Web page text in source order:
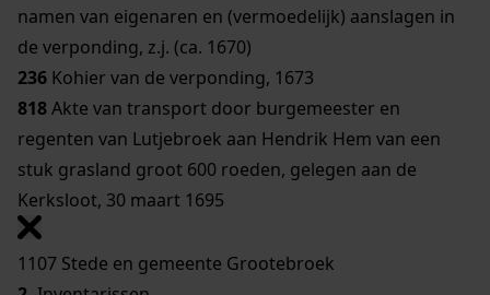
namen van eigenaren en (vermoedelijk) aanslagen in
de verponding, z.j. (ca. 1670)
236 Kohier van de verponding, 1673
818Akte van transport door burgemeester en
regenten van Lutjebroek aan Hendrik Hem van een
stuk grasland groot 600 roeden, gelegen aan de
Kerksloot, 30 maart 1695
1107 Stede en gemeente Grootebroek